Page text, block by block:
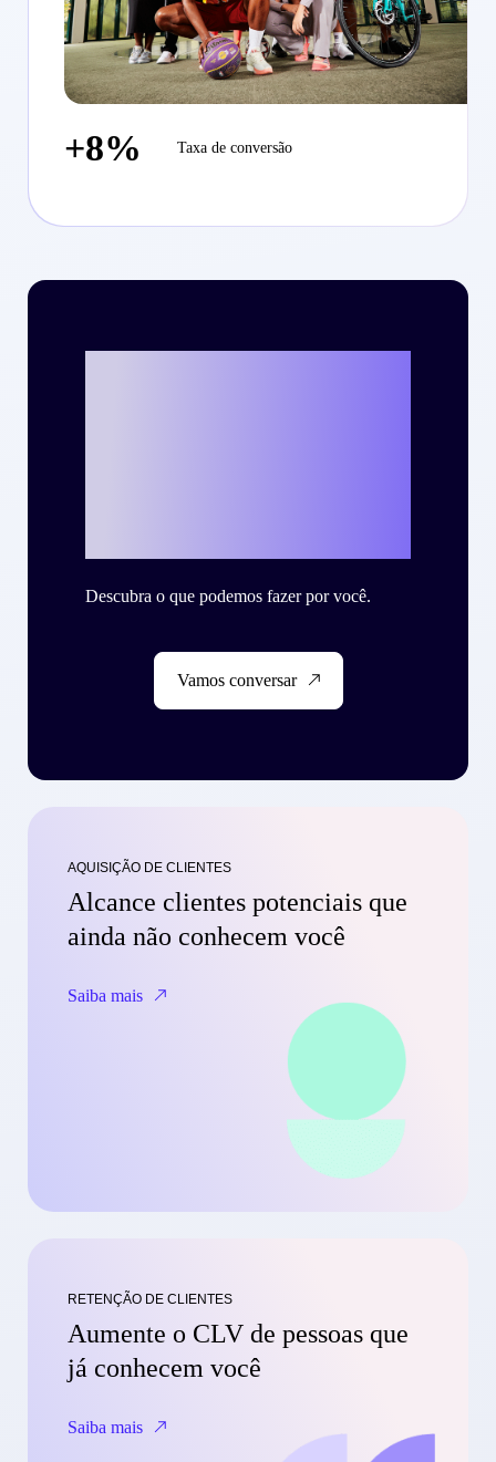
+8% Taxa de conversão
Descubra o que podemos fazer por você.
Vamos conversar
AQUISIÇÃO DE CLIENTES
Alcance clientes potenciais que
ainda não conhecem você
Saiba mais
RETENÇÃO DE CLIENTES
Aumente o CLV de pessoas que
já conhecem você
Saiba mais